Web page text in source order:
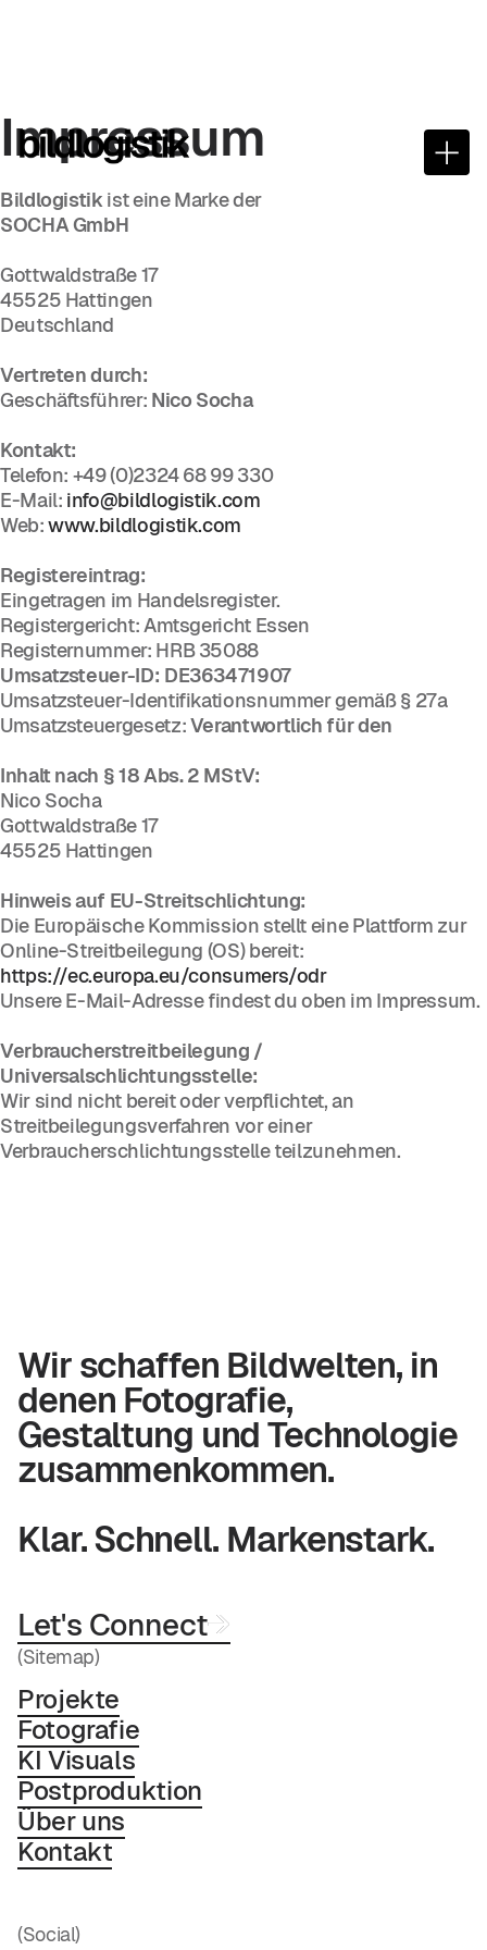
Impressum
Bildlogistikist eine Marke der
SOCHA GmbH
Gottwaldstraße 17
45525 Hattingen
Deutschland
Vertreten durch:
Geschäftsführer: Nico Socha
Kontakt:
Telefon: +49 (0)2324 68 99 330
E-Mail: info@bildlogistik.com
Web:www.bildlogistik.com
Registereintrag:
Eingetragen im Handelsregister.
Registergericht: Amtsgericht Essen
Registernummer: HRB 35088
Umsatzsteuer-ID: DE363471907
Umsatzsteuer-Identifikationsnummer gemäß § 27a
Umsatzsteuergesetz:Verantwortlich für den
Inhalt nach § 18 Abs. 2 MStV:
Nico Socha
Gottwaldstraße 17
45525 Hattingen
Hinweis auf EU-Streitschlichtung:
Die Europäische Kommission stellt eine Plattform zur
Online-Streitbeilegung (OS) bereit:
https://ec.europa.eu/consumers/odr
Unsere E-Mail-Adresse findest du oben im Impressum.
Verbraucherstreitbeilegung /
Universalschlichtungsstelle:
Wir sind nicht bereit oder verpflichtet, an
Streitbeilegungsverfahren vor einer
Verbraucherschlichtungsstelle teilzunehmen.
Wir schaffen Bildwelten, in
denen Fotografie,
Gestaltung und Technologie
zusammenkommen.
Klar. Schnell. Markenstark.
Let's Connect→
→
(Sitemap)
Projekte
Fotografie
KI Visuals
Postproduktion
Über uns
Kontakt
(Social)